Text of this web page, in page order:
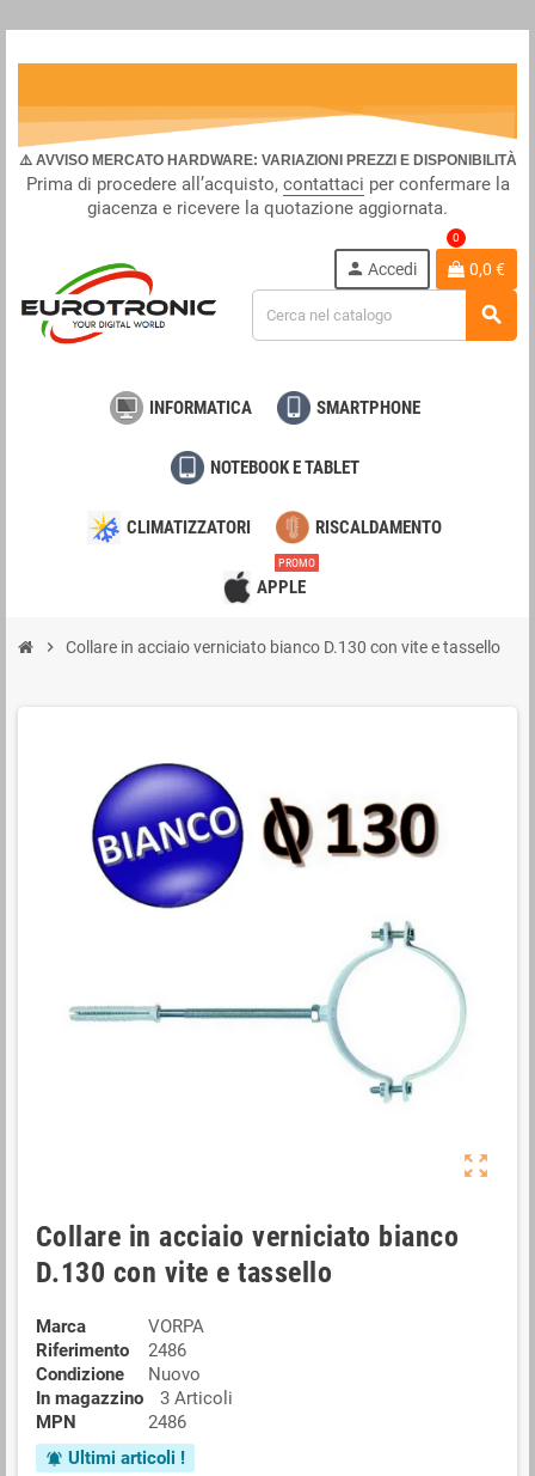
⚠️ AVVISO MERCATO HARDWARE: VARIAZIONI PREZZI E DISPONIBILITÀ
Prima di procedere all’acquisto, contattaci per confermare la
giacenza e ricevere la quotazione aggiornata.
person Accedi
0
0,0 €
search
INFORMATICA SMARTPHONE
NOTEBOOK E TABLET
CLIMATIZZATORI RISCALDAMENTO
APPLE
PROMO
chevron_right Collare in acciaio verniciato bianco D.130 con vite e tassello
zoom_out_map
Collare in acciaio verniciato bianco
D.130 con vite e tassello
Marca
VORPA
Riferimento
2486
Condizione
Nuovo
In magazzino
3 Articoli
MPN
2486
notifications_active Ultimi articoli !